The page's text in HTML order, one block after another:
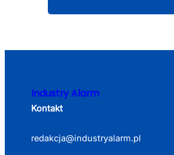
Industry Alarm
Kontakt
redakcja@industryalarm.pl